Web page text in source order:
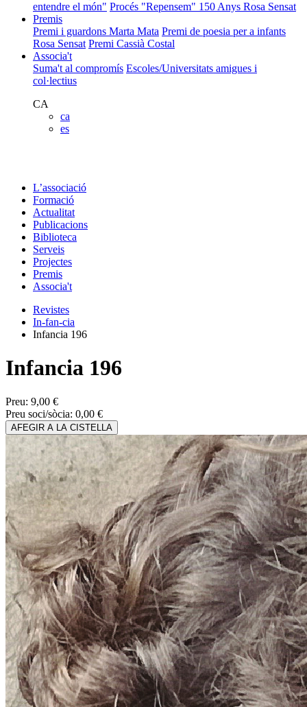
entendre el món" Procés "Repensem" 150 Anys Rosa Sensat
Premis
Premi i guardons Marta Mata Premi de poesia per a infants
Rosa Sensat Premi Cassià Costal
Associa't
Suma't al compromís Escoles/Universitats amigues i
col·lectius
CA
ca
es
L’associació
Formació
Actualitat
Publicacions
Biblioteca
Serveis
Projectes
Premis
Associa't
Revistes
In-fan-cia
Infancia 196
Infancia 196
Preu: 9,00 €
Preu soci/sòcia: 0,00 €
AFEGIR A LA CISTELLA